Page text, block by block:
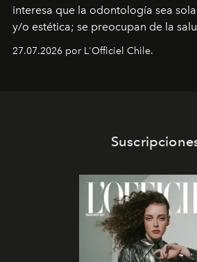
interesa que la odontología sea
y/o estética; se preocupan de la
paciente y entienden la prevención
intransable.
27.07.2026 por L'Officiel Chile.